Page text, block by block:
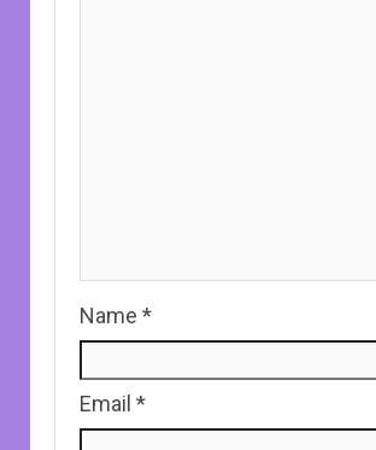
Name *
Email *